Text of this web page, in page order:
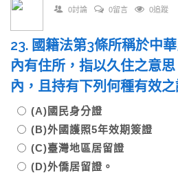
0討論 0留言 0追蹤
23. 國籍法第3條所稱於中
內有住所，指以久住之意
內，且持有下列何種有效之
(A)國民身分證
(B)外國護照5年效期簽證
(C)臺灣地區居留證
(D)外僑居留證。